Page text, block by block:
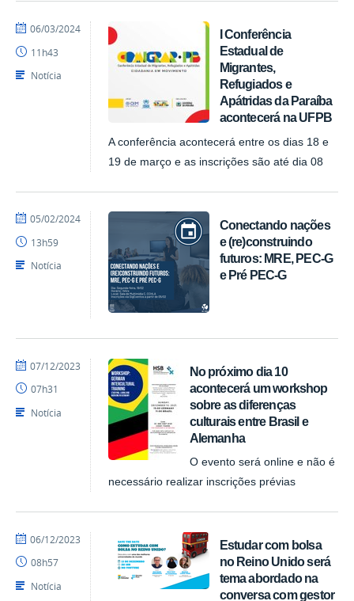
I Conferência
Estadual de
Migrantes,
Refugiados e
Apátridas da Paraíba
acontecerá na UFPB
A conferência acontecerá entre os dias 18 e
19 de março e as inscrições são até dia 08
por
publicado
06/03/2024
11h43
Notícia
Conectando nações
e (re)construindo
futuros: MRE, PEC-G
e Pré PEC-G
por
publicado
05/02/2024
13h59
Notícia
No próximo dia 10
acontecerá um workshop
sobre as diferenças
culturais entre Brasil e
Alemanha
O evento será online e não é
necessário realizar inscrições prévias
por
publicado
07/12/2023
07h31
Notícia
Estudar com bolsa
no Reino Unido será
tema abordado na
conversa com gestor
por
publicado
06/12/2023
08h57
Notícia